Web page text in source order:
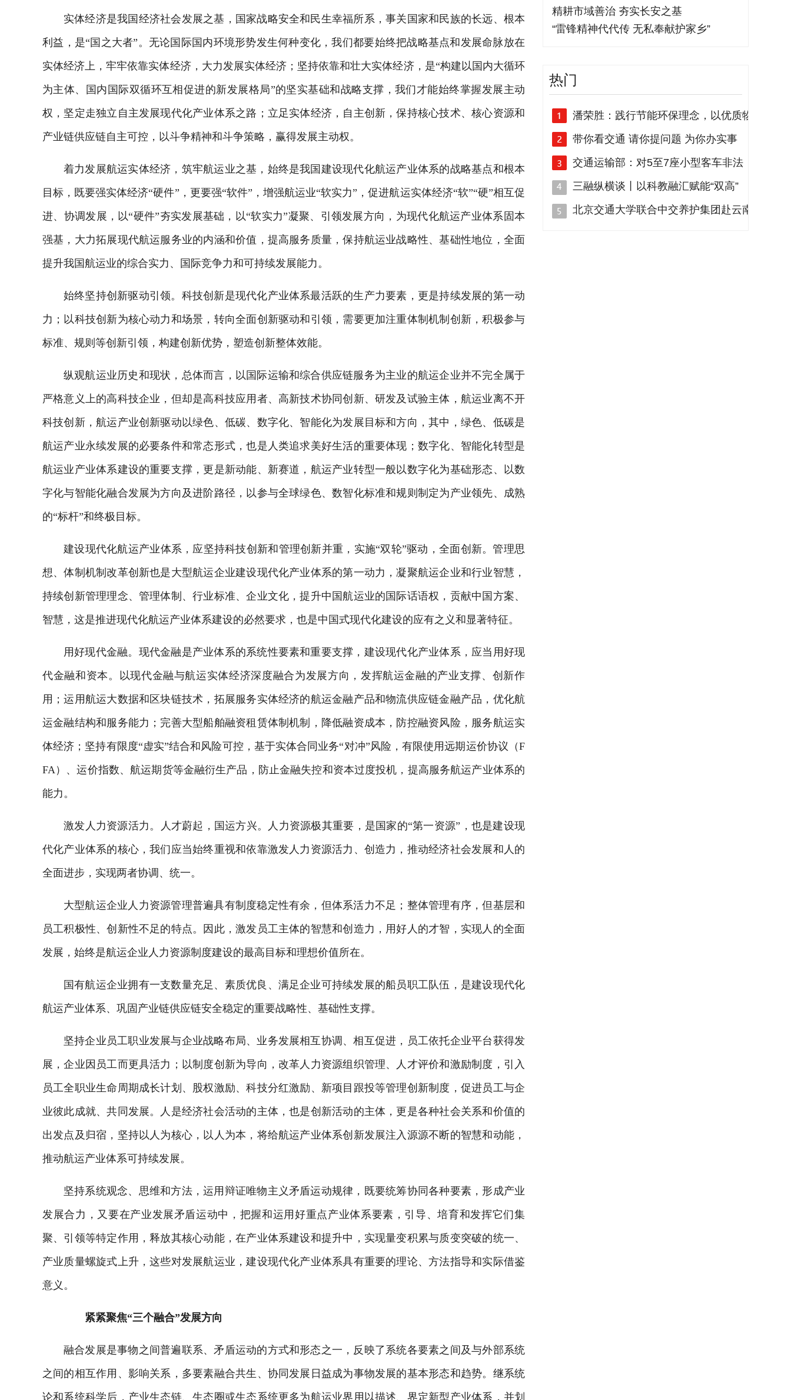
实体经济是我国经济社会发展之基，国家战略安全和民生幸福所系，事关国家和民族的长远、根本
利益，是“国之大者”。无论国际国内环境形势发生何种变化，我们都要始终把战略基点和发展命脉放在
实体经济上，牢牢依靠实体经济，大力发展实体经济；坚持依靠和壮大实体经济，是“构建以国内大循环
为主体、国内国际双循环互相促进的新发展格局”的坚实基础和战略支撑，我们才能始终掌握发展主动
权，坚定走独立自主发展现代化产业体系之路；立足实体经济，自主创新，保持核心技术、核心资源和
产业链供应链自主可控，以斗争精神和斗争策略，赢得发展主动权。
着力发展航运实体经济，筑牢航运业之基，始终是我国建设现代化航运产业体系的战略基点和根本
目标，既要强实体经济“硬件”，更要强“软件”，增强航运业“软实力”，促进航运实体经济“软”“硬”相互促
进、协调发展，以“硬件”夯实发展基础，以“软实力”凝聚、引领发展方向，为现代化航运产业体系固本
强基，大力拓展现代航运服务业的内涵和价值，提高服务质量，保持航运业战略性、基础性地位，全面
提升我国航运业的综合实力、国际竞争力和可持续发展能力。
始终坚持创新驱动引领。科技创新是现代化产业体系最活跃的生产力要素，更是持续发展的第一动
力；以科技创新为核心动力和场景，转向全面创新驱动和引领，需要更加注重体制机制创新，积极参与
标准、规则等创新引领，构建创新优势，塑造创新整体效能。
纵观航运业历史和现状，总体而言，以国际运输和综合供应链服务为主业的航运企业并不完全属于
严格意义上的高科技企业，但却是高科技应用者、高新技术协同创新、研发及试验主体，航运业离不开
科技创新，航运产业创新驱动以绿色、低碳、数字化、智能化为发展目标和方向，其中，绿色、低碳是
航运产业永续发展的必要条件和常态形式，也是人类追求美好生活的重要体现；数字化、智能化转型是
航运业产业体系建设的重要支撑，更是新动能、新赛道，航运产业转型一般以数字化为基础形态、以数
字化与智能化融合发展为方向及进阶路径，以参与全球绿色、数智化标准和规则制定为产业领先、成熟
的“标杆”和终极目标。
建设现代化航运产业体系，应坚持科技创新和管理创新并重，实施“双轮”驱动，全面创新。管理思
想、体制机制改革创新也是大型航运企业建设现代化产业体系的第一动力，凝聚航运企业和行业智慧，
持续创新管理理念、管理体制、行业标准、企业文化，提升中国航运业的国际话语权，贡献中国方案、
智慧，这是推进现代化航运产业体系建设的必然要求，也是中国式现代化建设的应有之义和显著特征。
用好现代金融。现代金融是产业体系的系统性要素和重要支撑，建设现代化产业体系，应当用好现
代金融和资本。以现代金融与航运实体经济深度融合为发展方向，发挥航运金融的产业支撑、创新作
用；运用航运大数据和区块链技术，拓展服务实体经济的航运金融产品和物流供应链金融产品，优化航
运金融结构和服务能力；完善大型船舶融资租赁体制机制，降低融资成本，防控融资风险，服务航运实
体经济；坚持有限度“虚实”结合和风险可控，基于实体合同业务“对冲”风险，有限使用远期运价协议（F
FA）、运价指数、航运期货等金融衍生产品，防止金融失控和资本过度投机，提高服务航运产业体系的
能力。
激发人力资源活力。人才蔚起，国运方兴。人力资源极其重要，是国家的“第一资源”，也是建设现
代化产业体系的核心，我们应当始终重视和依靠激发人力资源活力、创造力，推动经济社会发展和人的
全面进步，实现两者协调、统一。
大型航运企业人力资源管理普遍具有制度稳定性有余，但体系活力不足；整体管理有序，但基层和
员工积极性、创新性不足的特点。因此，激发员工主体的智慧和创造力，用好人的才智，实现人的全面
发展，始终是航运企业人力资源制度建设的最高目标和理想价值所在。
国有航运企业拥有一支数量充足、素质优良、满足企业可持续发展的船员职工队伍，是建设现代化
航运产业体系、巩固产业链供应链安全稳定的重要战略性、基础性支撑。
坚持企业员工职业发展与企业战略布局、业务发展相互协调、相互促进，员工依托企业平台获得发
展，企业因员工而更具活力；以制度创新为导向，改革人力资源组织管理、人才评价和激励制度，引入
员工全职业生命周期成长计划、股权激励、科技分红激励、新项目跟投等管理创新制度，促进员工与企
业彼此成就、共同发展。人是经济社会活动的主体，也是创新活动的主体，更是各种社会关系和价值的
出发点及归宿，坚持以人为核心，以人为本，将给航运产业体系创新发展注入源源不断的智慧和动能，
推动航运产业体系可持续发展。
坚持系统观念、思维和方法，运用辩证唯物主义矛盾运动规律，既要统筹协同各种要素，形成产业
发展合力，又要在产业发展矛盾运动中，把握和运用好重点产业体系要素，引导、培育和发挥它们集
聚、引领等特定作用，释放其核心动能，在产业体系建设和提升中，实现量变积累与质变突破的统一、
产业质量螺旋式上升，这些对发展航运业，建设现代化产业体系具有重要的理论、方法指导和实际借鉴
意义。
紧紧聚焦“三个融合”发展方向
融合发展是事物之间普遍联系、矛盾运动的方式和形态之一，反映了系统各要素之间及与外部系统
之间的相互作用、影响关系，多要素融合共生、协同发展日益成为事物发展的基本形态和趋势。继系统
论和系统科学后，产业生态链、生态圈或生态系统更多为航运业界用以描述、界定新型产业体系，并划
精耕市域善治 夯实长安之基
“雷锋精神代代传 无私奉献护家乡”
热门
潘荣胜：践行节能环保理念，以优质物
带你看交通 请你提问题 为你办实事
交通运输部：对5至7座小型客车非法
三融纵横谈丨以科教融汇赋能“双高”
北京交通大学联合中交养护集团赴云南